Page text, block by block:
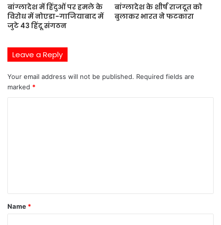
बांग्लादेश में हिंदुओं पर हमले के
विरोध में नोएडा-गाजियाबाद में
जुटे 43 हिंदू संगठन
बांग्लादेश के शीर्ष राजदूत को
बुलाकर भारत ने फटकारा
Leave a Reply
Your email address will not be published. Required fields are
marked *
t
*
Name *